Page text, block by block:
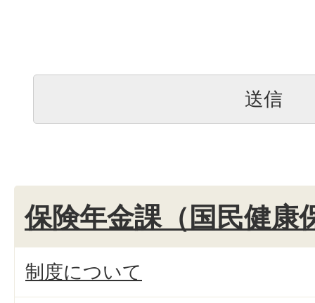
保険年金課（国民健康
制度について